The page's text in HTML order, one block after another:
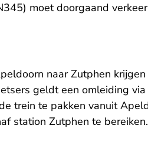
moet doorgaand
naar Zutphen
geldt een omleiding
trein te pakken vanuit
station Zutphen te bereiken.